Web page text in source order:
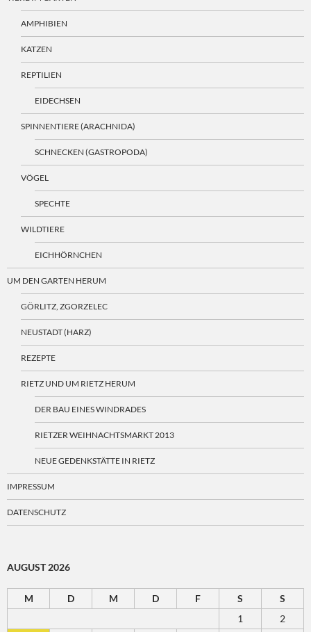
AMPHIBIEN
KATZEN
REPTILIEN
EIDECHSEN
SPINNENTIERE (ARACHNIDA)
SCHNECKEN (GASTROPODA)
VÖGEL
SPECHTE
WILDTIERE
EICHHÖRNCHEN
UM DEN GARTEN HERUM
GÖRLITZ, ZGORZELEC
NEUSTADT (HARZ)
REZEPTE
RIETZ UND UM RIETZ HERUM
DER BAU EINES WINDRADES
RIETZER WEIHNACHTSMARKT 2013
NEUE GEDENKSTÄTTE IN RIETZ
IMPRESSUM
DATENSCHUTZ
AUGUST 2026
M D M D F S
S
1
2